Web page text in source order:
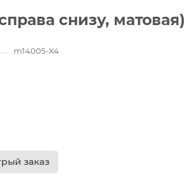
снизу, матовая)
m14005-X4
заказ